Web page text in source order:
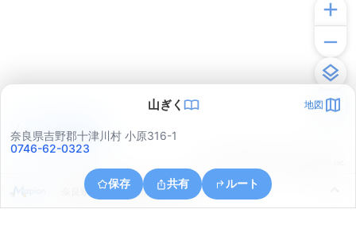
山ぎく 地図
奈良県吉野郡十津川村 小原316-1
0746-62-0323
保存 共有 ルート
奈良県吉野郡十津川村大字小原
アプリで見る